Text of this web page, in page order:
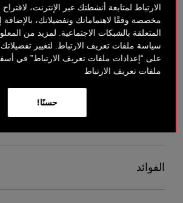
الارتباط لمتابعة أنشطتك عبر الإنترنت،
مخصصة وفقًا لاهتماماتك وتفضيلاتك،
المتعلقة بالشبكات الاجتماعية. لمزيد من
سياسة ملفات تعريف الارتباط. لتغيير
على “إعدادات ملفات تعريف الارتباط” في
ملفات تعريف الارتباط
حسنًا!
متوفر على صفحة الدفع
لمحة عامة
الفوائد